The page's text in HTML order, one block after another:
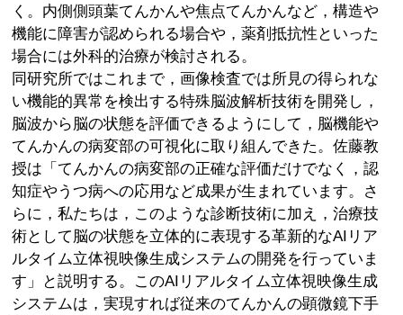
く。内側側頭葉てんかんや焦点てんかんなど，構造や
機能に障害が認められる場合や，薬剤抵抗性といった
場合には外科的治療が検討される。
同研究所ではこれまで，画像検査では所見の得られな
い機能的異常を検出する特殊脳波解析技術を開発し，
脳波から脳の状態を評価できるようにして，脳機能や
てんかんの病変部の可視化に取り組んできた。佐藤教
授は「てんかんの病変部の正確な評価だけでなく，認
知症やうつ病への応用など成果が生まれています。さ
らに，私たちは，このような診断技術に加え，治療技
術として脳の状態を立体的に表現する革新的なAIリア
ルタイム立体視映像生成システムの開発を行っていま
す」と説明する。このAIリアルタイム立体視映像生成
システムは，実現すれば従来のてんかんの顕微鏡下手